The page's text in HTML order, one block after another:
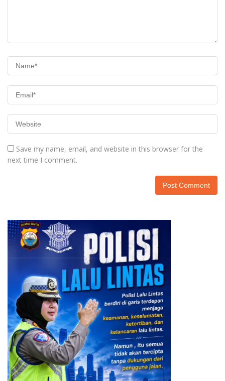
Save my name, email, and website in this browser for the
next time I comment.